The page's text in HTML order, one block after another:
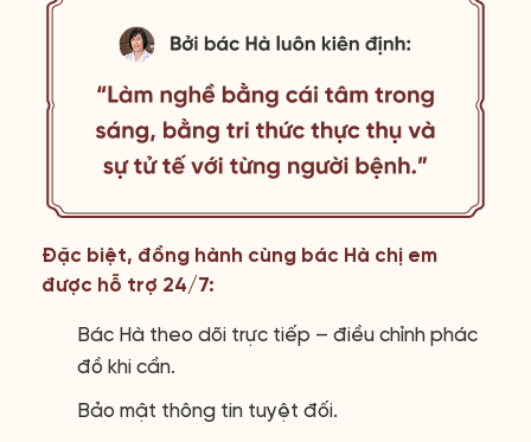
Đặc biệt, đồng hành cùng bác Hà chị em
được hỗ trợ 24/7:
Bác Hà theo dõi trực tiếp – điều chỉnh phác
đồ khi cần.
Bảo mật thông tin tuyệt đối.